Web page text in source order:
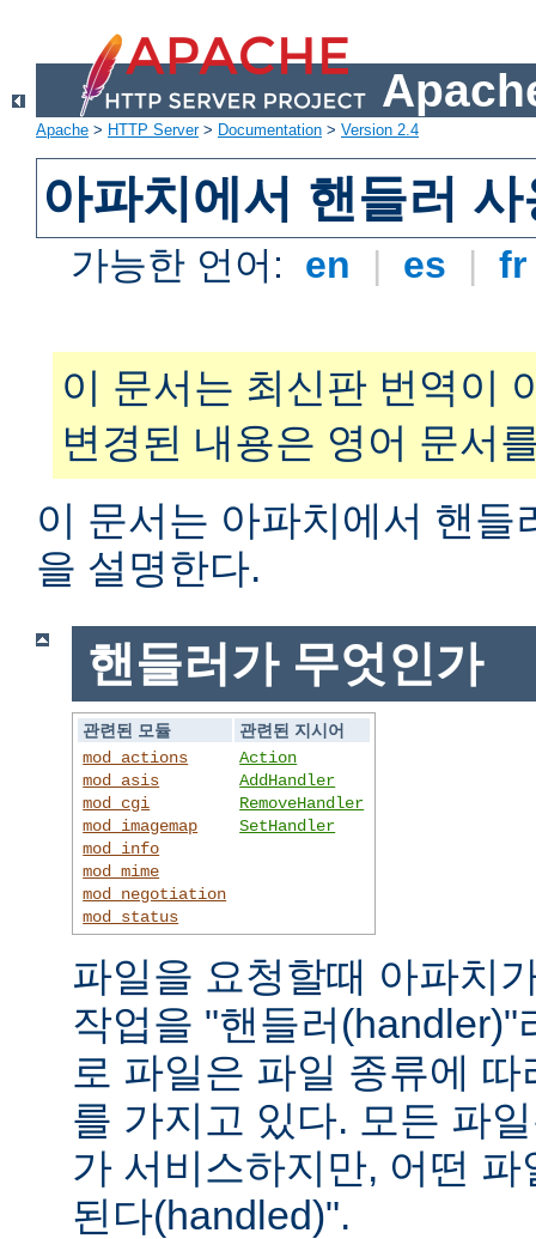
Apache > HTTP Server> Documentation > Version 2.4
아파치에서 핸들러 사
가능한 언어: en | es |
이 문서는 최신판 번역이
변경된 내용은 영어 문서
이 문서는 아파치에서 핸들
을 설명한다.
핸들러가 무엇인가
관련된 모듈
관련된 지시어
mod_actions
mod_asis
mod_cgi
mod_imagemap
mod_info
mod_mime
mod_negotiation
mod_status
Action
AddHandler
RemoveHandler
SetHandler
파일을 요청할때 아파치
작업을 "핸들러(handler)"
로 파일은 파일 종류에
를 가지고 있다. 모든 파
가 서비스하지만, 어떤
된다(handled)".